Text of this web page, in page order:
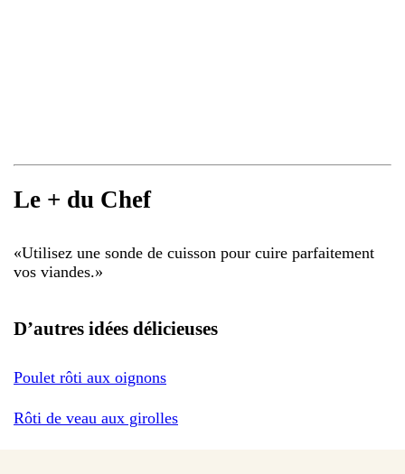
Le + du Chef
«Utilisez une sonde de cuisson pour cuire parfaitement
vos viandes.»
D’autres idées délicieuses
Poulet rôti aux oignons
Rôti de veau aux girolles